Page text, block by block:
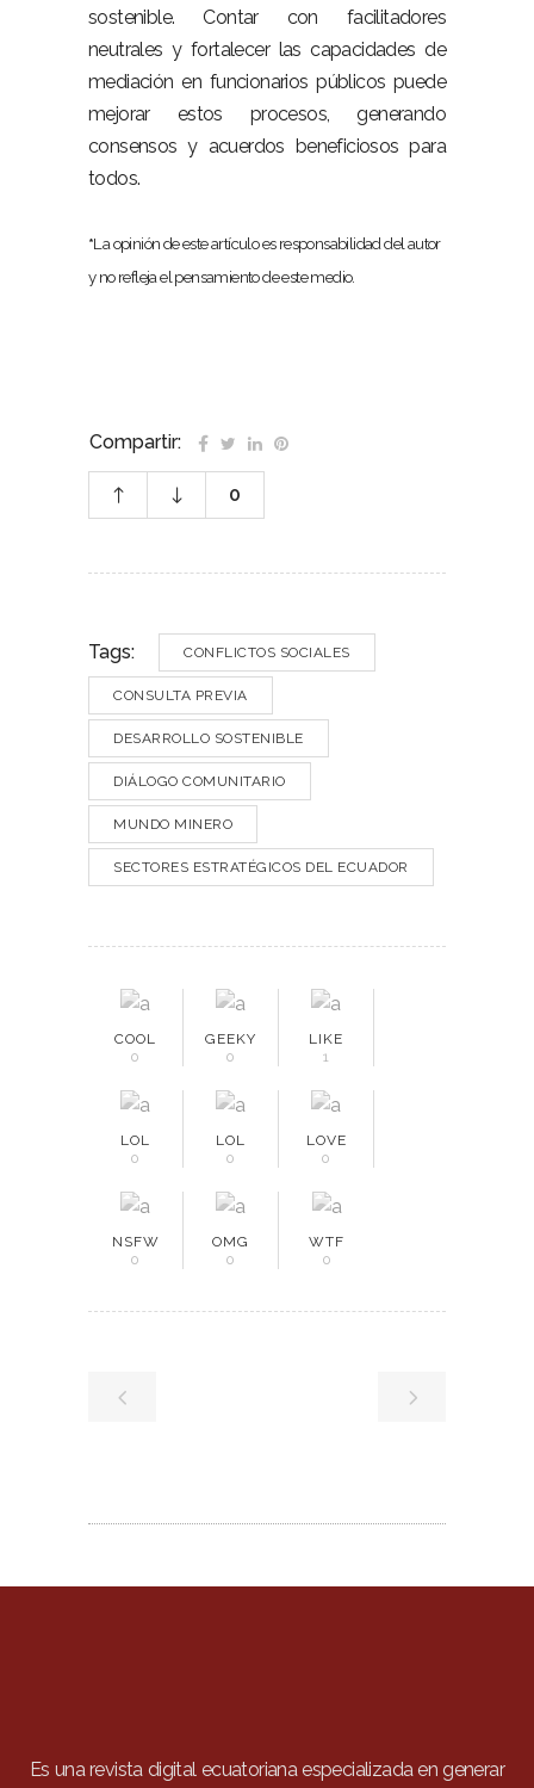
sostenible. Contar con facilitadores
neutrales y fortalecer las capacidades de
mediación en funcionarios públicos puede
mejorar estos procesos, generando
consensos y acuerdos beneficiosos para
todos.
*La opinión de este artículo es responsabilidad del autor
y no refleja el pensamiento de este medio.
Compartir:
0
Tags: CONFLICTOS SOCIALES
CONSULTA PREVIA
DESARROLLO SOSTENIBLE
DIÁLOGO COMUNITARIO
MUNDO MINERO
SECTORES ESTRATÉGICOS DEL ECUADOR
COOL
0
GEEKY
0
LIKE
1
LOL
0
LOL
0
LOVE
0
NSFW
0
OMG
0
WTF
0
Es una revista digital ecuatoriana especializada en generar